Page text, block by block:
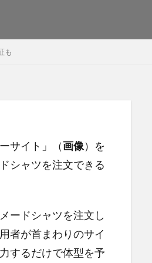
も
サイト」（画像）を
シャツを注文できる
ードシャツを注文し
者が首まわりのサイ
するだけで体型を予